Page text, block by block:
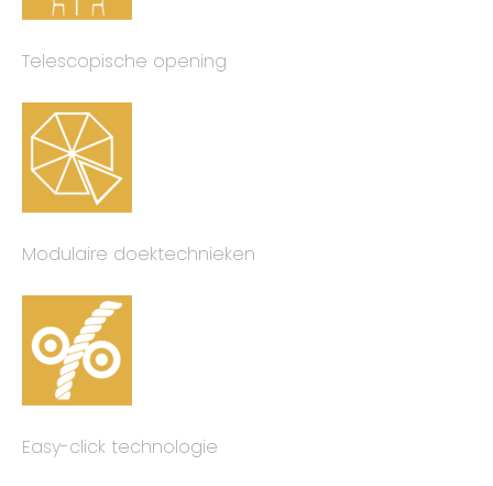
Telescopische opening
Modulaire doektechnieken
Easy-click technologie